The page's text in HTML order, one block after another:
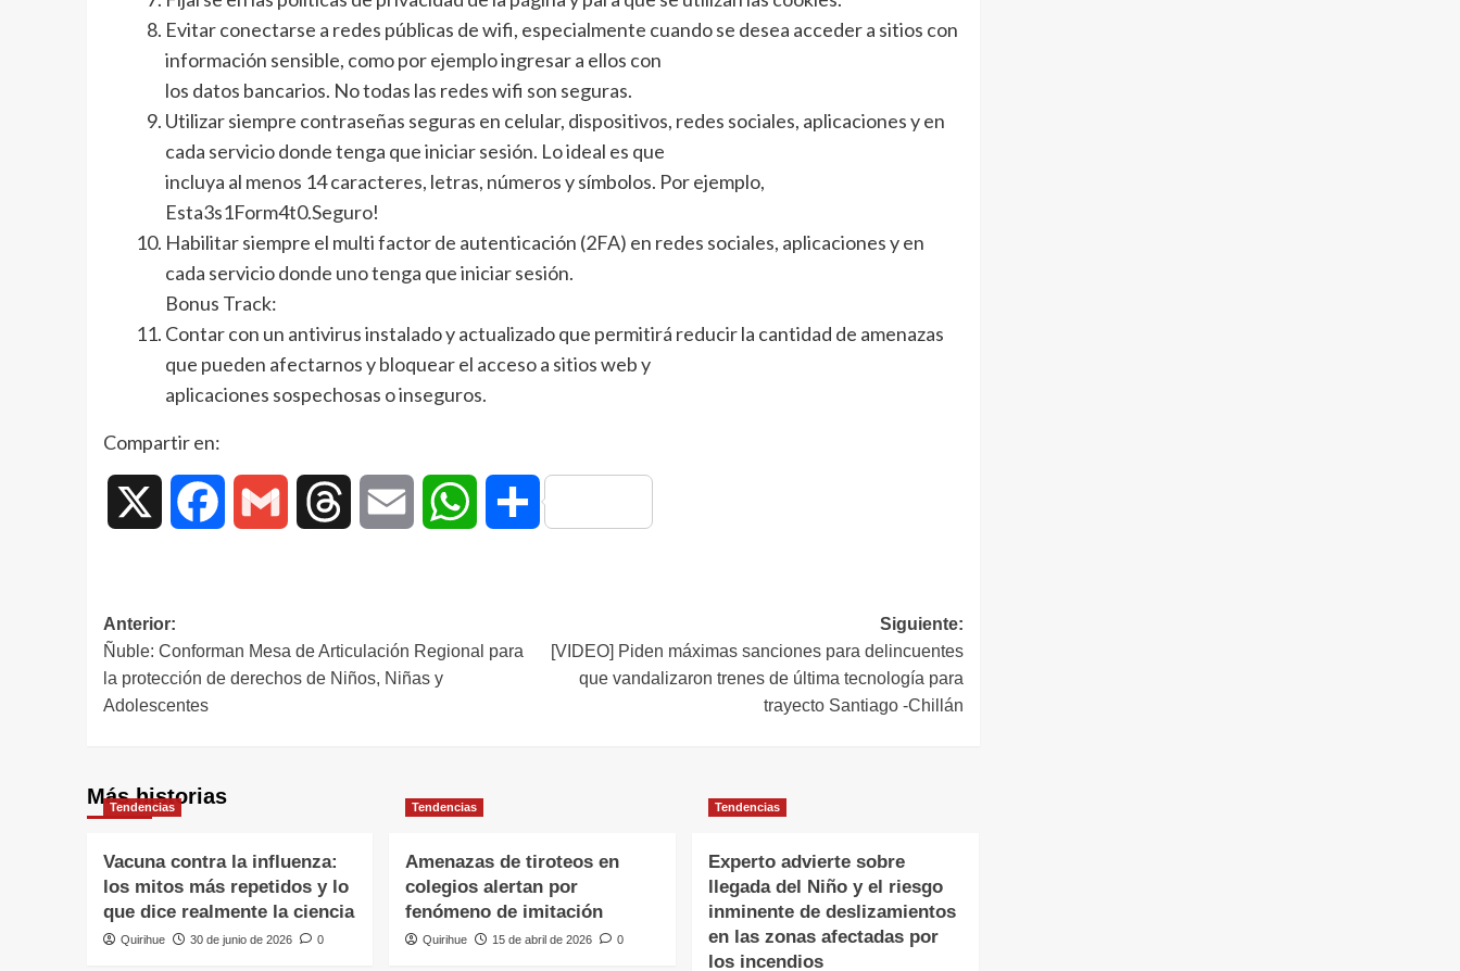
Evitar conectarse a redes públicas de wifi, especialmente cuando se desea acceder a sitios con
información sensible, como por ejemplo ingresar a ellos con
los datos bancarios. No todas las redes wifi son seguras.
Utilizar siempre contraseñas seguras en celular, dispositivos, redes sociales, aplicaciones y en
cada servicio donde tenga que iniciar sesión. Lo ideal es que
incluya al menos 14 caracteres, letras, números y símbolos. Por ejemplo,
Esta3s1Form4t0.Seguro!
Habilitar siempre el multi factor de autenticación (2FA) en redes sociales, aplicaciones y en
cada servicio donde uno tenga que iniciar sesión.
Bonus Track:
Contar con un antivirus instalado y actualizado que permitirá reducir la cantidad de amenazas
que pueden afectarnos y bloquear el acceso a sitios web y
aplicaciones sospechosas o inseguros.
Compartir en:
Facebook Gmail Threads Email WhatsAppCompartir
Anterior:
Ñuble: Conforman Mesa de Articulación Regional para
la protección de derechos de Niños, Niñas y
Adolescentes
Siguiente:
[VIDEO] Piden máximas sanciones para delincuentes
que vandalizaron trenes de última tecnología para
trayecto Santiago -Chillán
Más historias
Tendencias
Vacuna contra la influenza:
los mitos más repetidos y lo
que dice realmente la ciencia
Quirihue 30 de junio de 2026 0
Tendencias
Amenazas de tiroteos en
colegios alertan por
fenómeno de imitación
Quirihue 15 de abril de 2026 0
Tendencias
Experto advierte sobre
llegada del Niño y el riesgo
inminente de deslizamientos
en las zonas afectadas por
los incendios